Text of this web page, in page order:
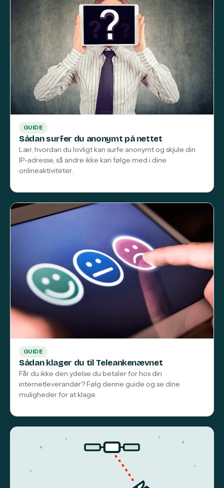
GUIDE
Sådan surfer du anonymt på nettet
Lær, hvordan du lovligt kan surfe anonymt og skjule din
IP-adresse, så andre ikke kan følge med i dine
onlineaktiviteter.
GUIDE
Sådan klager du til Teleankenævnet
Får du ikke den ydelse du betaler for hos din
internetleverandør? Følg denne guide og se dine
muligheder for at klage.